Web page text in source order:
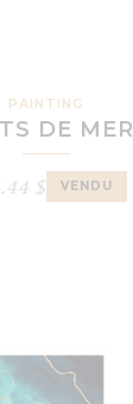
PAINTING
DE
$ VENDU